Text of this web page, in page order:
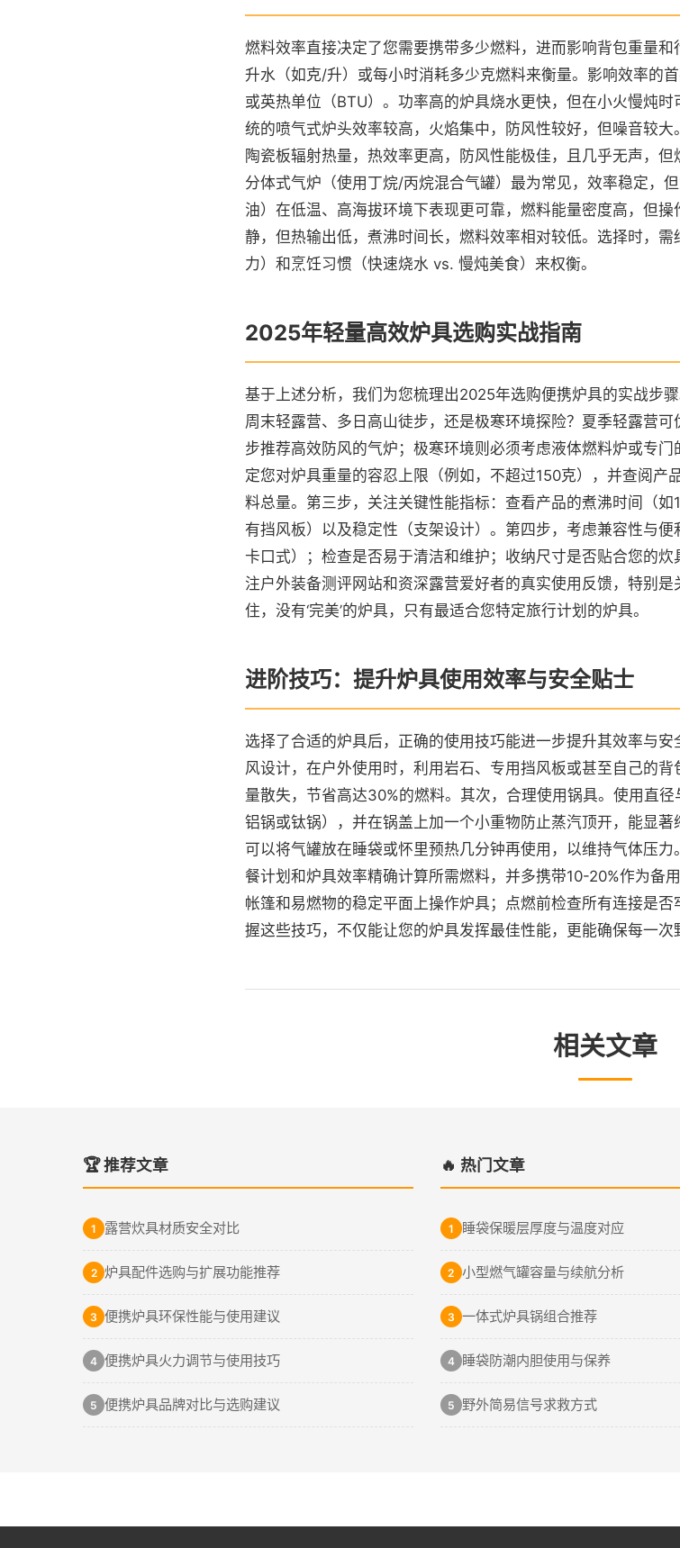
燃料效率直接决定了您需要携带多少燃料，进而影响背包重量
升水（如克/升）或每小时消耗多少克燃料来衡量。影响效率的
或英热单位（BTU）。功率高的炉具烧水更快，但在小火慢炖
统的喷气式炉头效率较高，火焰集中，防风性较好，但噪音较
陶瓷板辐射热量，热效率更高，防风性能极佳，且几乎无声，但
分体式气炉（使用丁烷/丙烷混合气罐）最为常见，效率稳定，
油）在低温、高海拔环境下表现更可靠，燃料能量密度高，但
静，但热输出低，煮沸时间长，燃料效率相对较低。选择时，
力）和烹饪习惯（快速烧水 vs. 慢炖美食）来权衡。
2025年轻量高效炉具选购实战指南
基于上述分析，我们为您梳理出2025年选购便携炉具的实战步
周末轻露营、多日高山徒步，还是极寒环境探险？夏季轻露营
步推荐高效防风的气炉；极寒环境则必须考虑液体燃料炉或专
定您对炉具重量的容忍上限（例如，不超过150克），并查阅产
料总量。第三步，关注关键性能指标：查看产品的煮沸时间（
有挡风板）以及稳定性（支架设计）。第四步，考虑兼容性与
卡口式）；检查是否易于清洁和维护；收纳尺寸是否贴合您的
注户外装备测评网站和资深露营爱好者的真实使用反馈，特别
住，没有‘完美’的炉具，只有最适合您特定旅行计划的炉具。
进阶技巧：提升炉具使用效率与安全贴士
选择了合适的炉具后，正确的使用技巧能进一步提升其效率与
风设计，在户外使用时，利用岩石、专用挡风板或甚至自己的
量散失，节省高达30%的燃料。其次，合理使用锅具。使用直
铝锅或钛锅），并在锅盖上加一个小重物防止蒸汽顶开，能显著
可以将气罐放在睡袋或怀里预热几分钟再使用，以维持气体压
餐计划和炉具效率精确计算所需燃料，并多携带10-20%作为备
帐篷和易燃物的稳定平面上操作炉具；点燃前检查所有连接是
握这些技巧，不仅能让您的炉具发挥最佳性能，更能确保每一次
相关文章
🏆 推荐文章
1 露营炊具材质安全对比
2 炉具配件选购与扩展功能推荐
3 便携炉具环保性能与使用建议
4 便携炉具火力调节与使用技巧
5 便携炉具品牌对比与选购建议
🔥 热门文章
1 睡袋保暖层厚度与温度对应
2 小型燃气罐容量与续航分析
3 一体式炉具锅组合推荐
4 睡袋防潮内胆使用与保养
5 野外简易信号求救方式